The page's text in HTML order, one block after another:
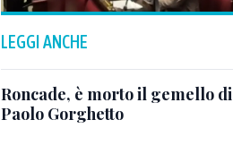
LEGGI ANCHE
Roncade, è morto il gemello di
Paolo Gorghetto